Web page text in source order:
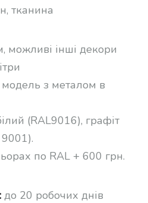
тканина
інші декори
модель з металом в
(RAL9016), графіт
по RAL + 600 грн.
до 20 робочих днів